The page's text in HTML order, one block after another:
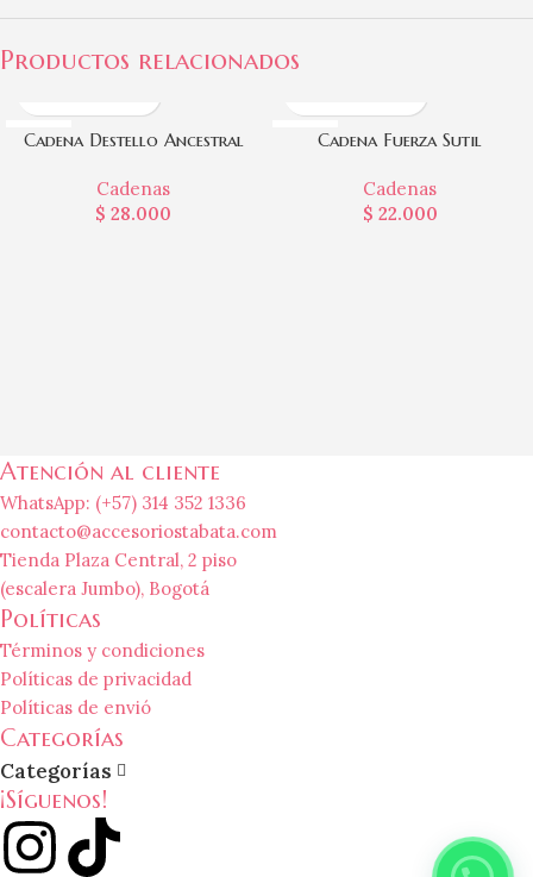
Productos relacionados
RODIO
Cadena Destello Ancestral
Cadenas
$ 28.000
RODIOCadena Fuerza Sutil
Cadenas
$ 22.000
Atención al cliente
WhatsApp: (+57) 314 352 1336
contacto@accesoriostabata.com
Tienda Plaza Central, 2 piso
(escalera Jumbo), Bogotá
Políticas
Términos y condiciones
Políticas de privacidad
Políticas de envió
Categorías
Categorías
¡Síguenos!